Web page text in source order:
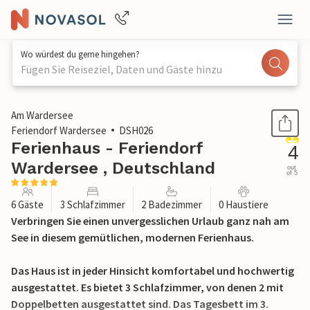
Wo würdest du gerne hingehen?
Fügen Sie Reiseziel, Daten und Gäste hinzu
1 / 27
Am Wardersee
Feriendorf Wardersee
DSH026
Ferienhaus - Feriendorf
Wardersee , Deutschland
4
out
of 5
6 Gäste 3 Schlafzimmer 2 Badezimmer 0 Haustiere
Verbringen Sie einen unvergesslichen Urlaub ganz nah am
See in diesem gemütlichen, modernen Ferienhaus.
Das Haus ist in jeder Hinsicht komfortabel und hochwertig
ausgestattet. Es bietet 3 Schlafzimmer, von denen 2 mit
Doppelbetten ausgestattet sind. Das Tagesbett im 3.